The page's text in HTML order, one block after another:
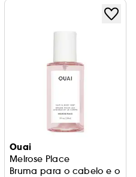
e corpo
Ouai
Melrose Place
Bruma para o cabelo e o